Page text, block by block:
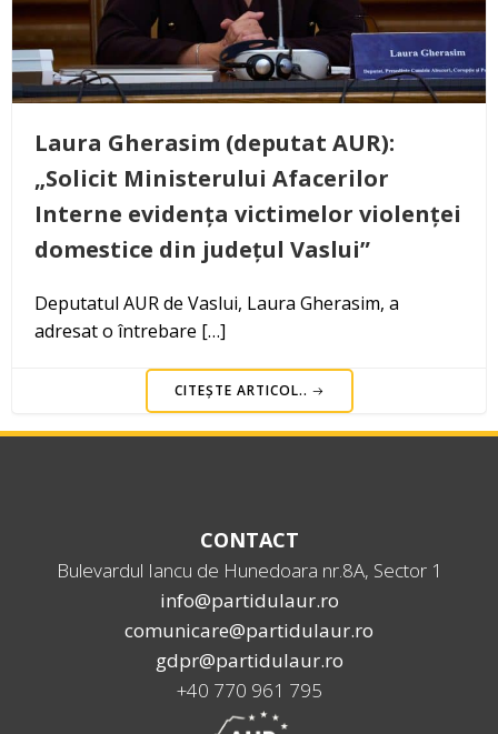
Laura Gherasim (deputat AUR):
„Solicit Ministerului Afacerilor
Interne evidența victimelor violenței
domestice din județul Vaslui”
Deputatul AUR de Vaslui, Laura Gherasim, a
adresat o întrebare […]
CITEȘTE ARTICOL..
CONTACT
Bulevardul Iancu de Hunedoara nr.8A, Sector 1
info@partidulaur.ro
comunicare@partidulaur.ro
gdpr@partidulaur.ro
+40 770 961 795